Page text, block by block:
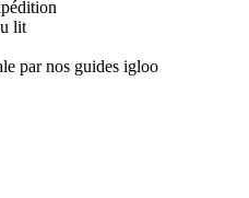
lit
par nos guides igloo